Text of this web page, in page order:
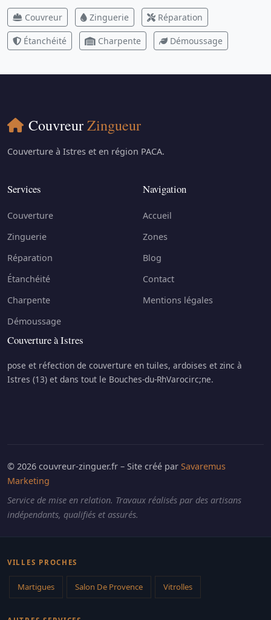
Couvreur Zinguerie Réparation
Étanchéité Charpente Démoussage
CouvreurZingueur
Couverture à Istres et en région PACA.
Services
Couverture
Zinguerie
Réparation
Étanchéité
Charpente
Démoussage
Navigation
Accueil
Zones
Blog
Contact
Mentions légales
Couverture à Istres
pose et réfection de couverture en tuiles, ardoises et zinc à
Istres (13) et dans tout le Bouches-du-RhVarocirc;ne.
© 2026 couvreur-zinguer.fr – Site créé par Savaremus
Marketing
Service de mise en relation. Travaux réalisés par des artisans
indépendants, qualifiés et assurés.
VILLES PROCHES
Martigues Salon De Provence Vitrolles